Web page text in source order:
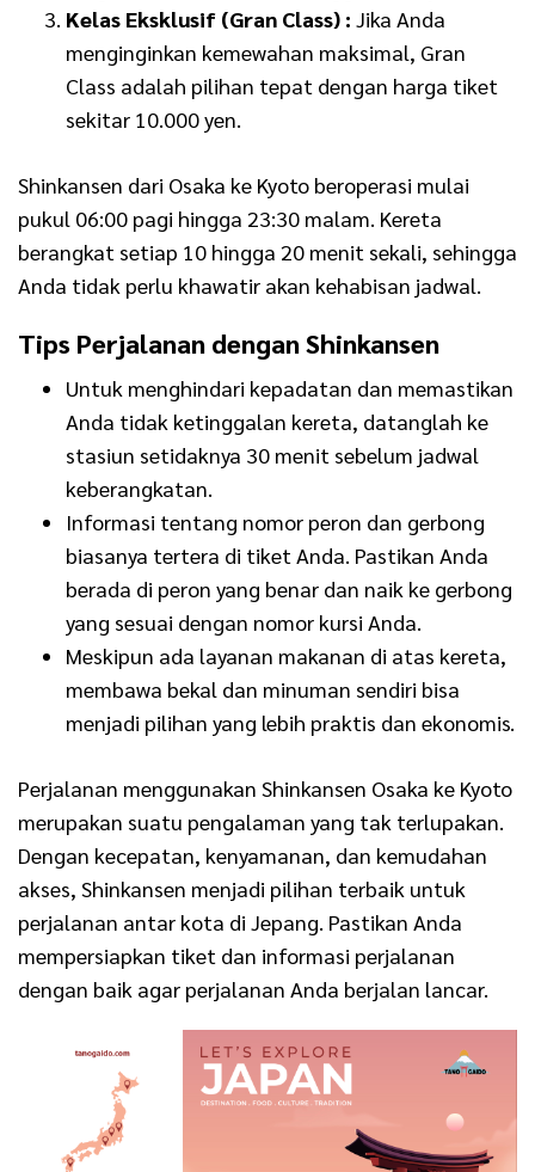
Kelas Eksklusif (Gran Class) : Jika Anda
menginginkan kemewahan maksimal, Gran
Class adalah pilihan tepat dengan harga tiket
sekitar 10.000 yen.
Shinkansen dari Osaka ke Kyoto beroperasi mulai
pukul 06:00 pagi hingga 23:30 malam. Kereta
berangkat setiap 10 hingga 20 menit sekali, sehingga
Anda tidak perlu khawatir akan kehabisan jadwal.
Tips Perjalanan dengan Shinkansen
Untuk menghindari kepadatan dan memastikan
Anda tidak ketinggalan kereta, datanglah ke
stasiun setidaknya 30 menit sebelum jadwal
keberangkatan.
Informasi tentang nomor peron dan gerbong
biasanya tertera di tiket Anda. Pastikan Anda
berada di peron yang benar dan naik ke gerbong
yang sesuai dengan nomor kursi Anda.
Meskipun ada layanan makanan di atas kereta,
membawa bekal dan minuman sendiri bisa
menjadi pilihan yang lebih praktis dan ekonomis.
Perjalanan menggunakan Shinkansen Osaka ke Kyoto
merupakan suatu pengalaman yang tak terlupakan.
Dengan kecepatan, kenyamanan, dan kemudahan
akses, Shinkansen menjadi pilihan terbaik untuk
perjalanan antar kota di Jepang. Pastikan Anda
mempersiapkan tiket dan informasi perjalanan
dengan baik agar perjalanan Anda berjalan lancar.